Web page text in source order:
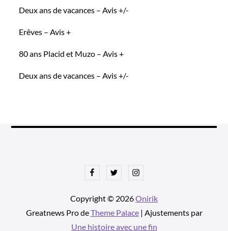
Deux ans de vacances – Avis +/-
Erêves – Avis +
80 ans Placid et Muzo – Avis +
Deux ans de vacances – Avis +/-
FacebookTwitterInstagram
Copyright © 2026Onirik
Greatnews Pro deTheme Palace| Ajustements par
Une histoire avec une fin